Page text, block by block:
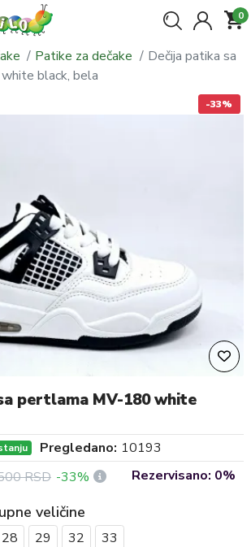
0
Patike za dečake
Dečija patika sa
black, bela
-33%
pertlama MV-180 white
Pregledano: 10193
RSD -33% Rezervisano: 0%
veličine
28 29 32 33